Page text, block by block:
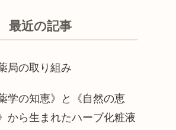
最近の記事
局の取り組み
薬学の知恵》と《自然の恵
から生まれたハーブ化粧液